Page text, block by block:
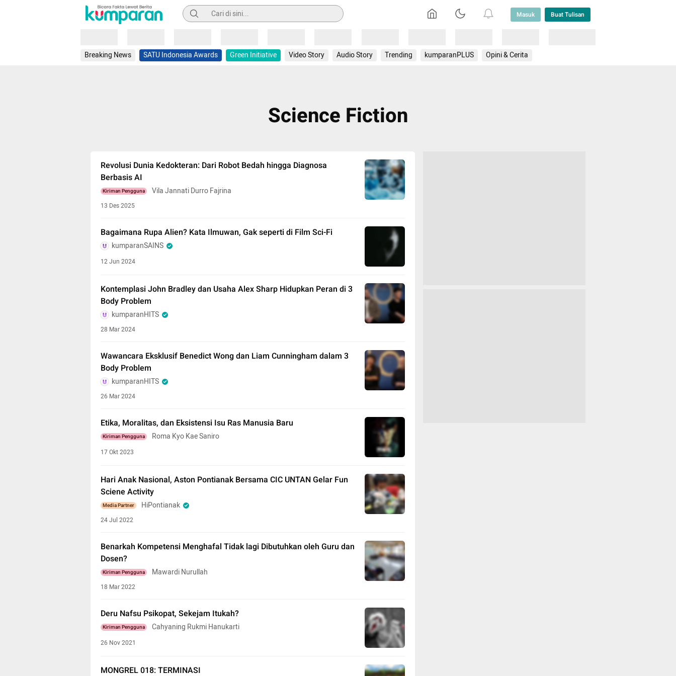
Pencarian Masuk Buat Tulisan
Breaking News SATU Indonesia Awards Green Initiative Video Story Audio Story Trending kumparanPLUS Opini & Cerita
Science Fiction
Revolusi Dunia Kedokteran: Dari Robot Bedah hingga Diagnosa
Berbasis AI
Kiriman Pengguna Vila Jannati Durro Fajrina
13 Des 2025
Bagaimana Rupa Alien? Kata Ilmuwan, Gak seperti di Film Sci-Fi
kumparanSAINS
12 Jun 2024
Kontemplasi John Bradley dan Usaha Alex Sharp Hidupkan Peran di 3
Body Problem
kumparanHITS
28 Mar 2024
Wawancara Eksklusif Benedict Wong dan Liam Cunningham dalam 3
Body Problem
kumparanHITS
26 Mar 2024
Etika, Moralitas, dan Eksistensi Isu Ras Manusia Baru
Kiriman Pengguna Roma Kyo Kae Saniro
17 Okt 2023
Hari Anak Nasional, Aston Pontianak Bersama CIC UNTAN Gelar Fun
Sciene Activity
Media Partner HiPontianak
24 Jul 2022
Benarkah Kompetensi Menghafal Tidak lagi Dibutuhkan oleh Guru dan
Dosen?
Kiriman Pengguna Mawardi Nurullah
18 Mar 2022
Deru Nafsu Psikopat, Sekejam Itukah?
Kiriman Pengguna Cahyaning Rukmi Hanukarti
26 Nov 2021
MONGREL 018: TERMINASI